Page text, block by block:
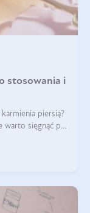
stosowania i
piersią?
warto sięgnąć po